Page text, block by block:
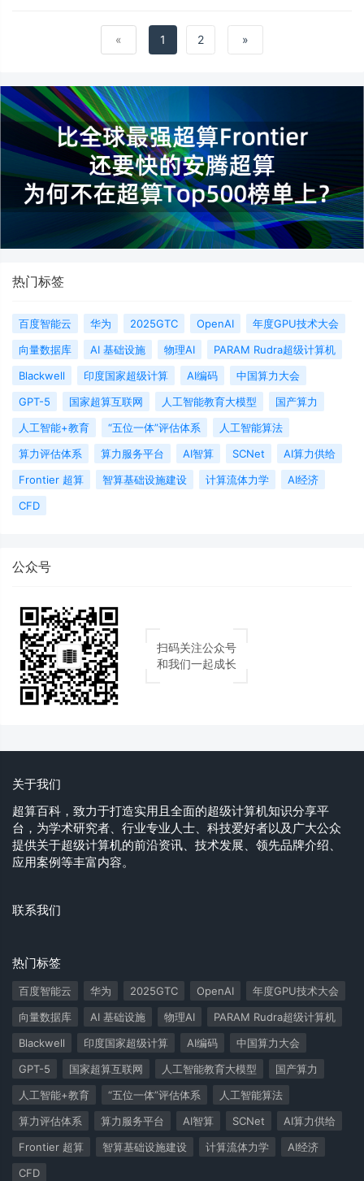
洲国家共同投资与建设
« 1 2 »
热门标签
百度智能云 华为 2025GTC OpenAI
年度GPU技术大会
向量数据库
AI 基础设施 物理AI
PARAM Rudra超级计算机
Blackwell
印度国家超级计算 AI编码
中国算力大会
GPT-5
国家超算互联网 人工智能教育大模型
国产算力
人工智能+教育
“五位一体”评估体系
人工智能算法
算力评估体系
算力服务平台 AI智算 SCNet
AI算力供给
Frontier 超算
智算基础设施建设 计算流体力学
AI经济
CFD
公众号
扫码关注公众号
和我们一起成长
关于我们
超算百科，致力于打造实用且全面的超级计算机知识分享平
台，为学术研究者、行业专业人士、科技爱好者以及广大公众
提供关于超级计算机的前沿资讯、技术发展、领先品牌介绍、
应用案例等丰富内容。
联系我们
热门标签
百度智能云 华为 2025GTC OpenAI
年度GPU技术大会
向量数据库
AI 基础设施 物理AI
PARAM Rudra超级计算机
Blackwell
印度国家超级计算 AI编码
中国算力大会
GPT-5
国家超算互联网 人工智能教育大模型
国产算力
人工智能+教育
“五位一体”评估体系
人工智能算法
算力评估体系
算力服务平台 AI智算 SCNet
AI算力供给
Frontier 超算
智算基础设施建设 计算流体力学
AI经济
CFD